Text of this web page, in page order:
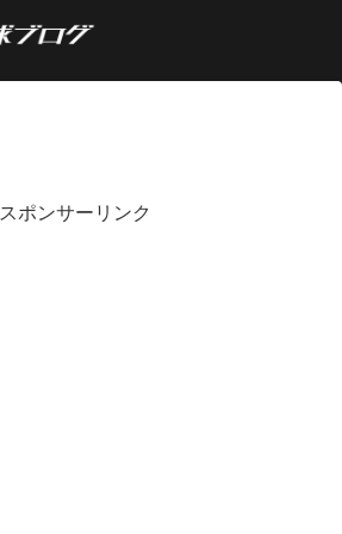
スポンサーリンク